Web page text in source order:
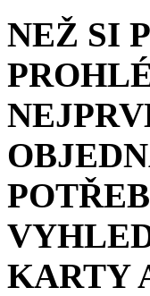
NEŽ SI
KARTY